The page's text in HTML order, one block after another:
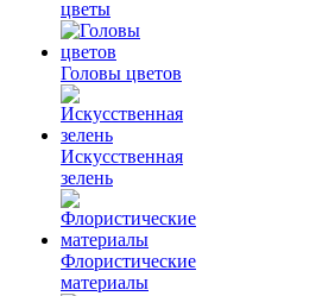
цветы
Головы цветов
Искусственная
зелень
Флористические
материалы